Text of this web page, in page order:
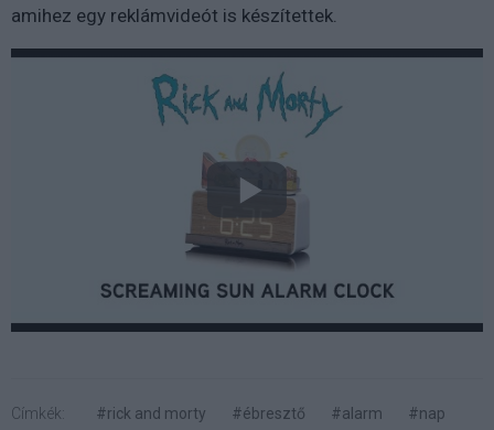
amihez egy reklámvideót is készítettek.
Címkék: #rick and morty #ébresztő #alarm #nap